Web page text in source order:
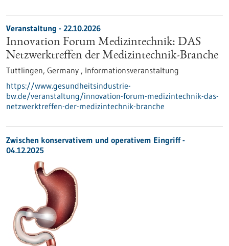
Veranstaltung - 22.10.2026
Innovation Forum Medizintechnik: DAS
Netzwerktreffen der Medizintechnik-Branche
Tuttlingen, Germany , Informationsveranstaltung
https://www.gesundheitsindustrie-
bw.de/veranstaltung/innovation-forum-medizintechnik-das-
netzwerktreffen-der-medizintechnik-branche
Zwischen konservativem und operativem Eingriff -
04.12.2025